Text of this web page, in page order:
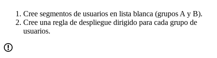
Cree segmentos de usuarios en lista blanca (grupos A y B).
Cree una regla de despliegue dirigido para cada grupo de
usuarios.